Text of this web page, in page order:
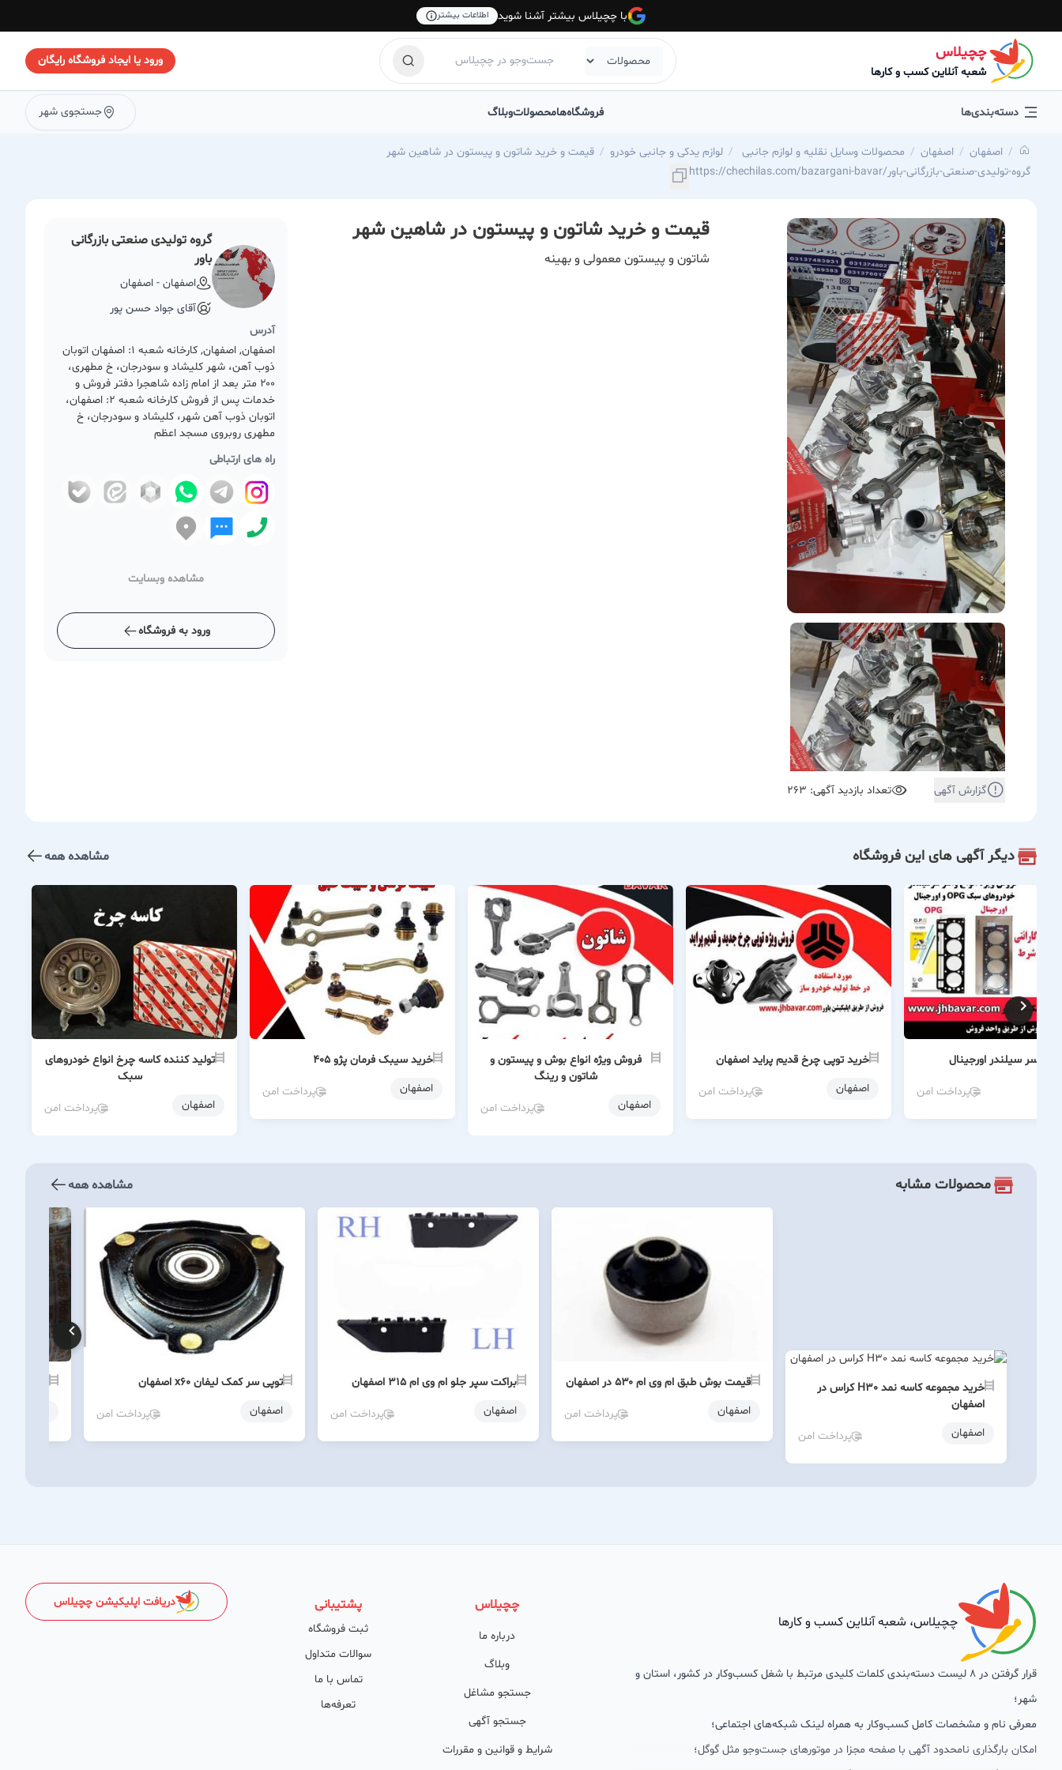
با چچیلاس بیشتر آشنا شوید اطلاعات بیشتر
چچیلاس
شعبه آنلاین کسب و کارها
ورود یا ایجاد فروشگاه رایگان
دسته‌بندی‌ها فروشگاه‌هامحصولاتوبلاگ جستجوی شهر
اصفهان اصفهان محصولات وسایل نقلیه و لوازم جانبی لوازم یدکی و جانبی خودرو
قیمت و خرید شاتون و پیستون در شاهین شهر
https://chechilas.com/bazargani-bavar/گروه-تولیدی-صنعتی-بازرگانی-باور
گزارش آگهی تعداد بازدید آگهی: 263
قیمت و خرید شاتون و پیستون در شاهین شهر
شاتون و پیستون معمولی و بهینه
گروه تولیدی صنعتی بازرگانی
باور
اصفهان - اصفهان
آقای جواد حسن پور
آدرس
اصفهان, اصفهان, کارخانه شعبه ۱: اصفهان اتوبان
ذوب آهن، شهر کلیشاد و سودرجان، خ مطهری،
۲۰۰ متر بعد از امام زاده شاهجرا دفتر فروش و
خدمات پس از فروش کارخانه شعبه ۲: اصفهان،
اتوبان ذوب آهن شهر، کلیشاد و سودرجان، خ
مطهری روبروی مسجد اعظم
راه های ارتباطی
مشاهده وبسایت
ورود به فروشگاه
دیگر آگهی های این فروشگاه مشاهده همه
سر سیلندر اورجینال
پرداخت امن
خرید توپی چرخ قدیم پراید اصفهان
اصفهان
پرداخت امن
فروش ویژه انواع بوش و پیستون و
شاتون و رینگ
اصفهان
پرداخت امن
خرید سیبک فرمان پژو 405
اصفهان
پرداخت امن
تولید کننده کاسه چرخ انواع خودروهای
سبک
اصفهان
پرداخت امن
محصولات مشابه مشاهده همه
خرید مجموعه کاسه نمد H30 کراس در
اصفهان
اصفهان
پرداخت امن
قیمت بوش طبق ام وی ام ۵۳۰ در اصفهان
اصفهان
پرداخت امن
براکت سپر جلو ام وی ام ۳۱۵ اصفهان
اصفهان
پرداخت امن
توپی سر کمک لیفان x60 اصفهان
اصفهان
پرداخت امن
چچیلاس، شعبه آنلاین کسب و کارها
قرار گرفتن در 8 لیست دسته‌بندی کلمات کلیدی مرتبط با شغل کسب‌وکار در کشور، استان و
شهر؛
معرفی نام و مشخصات کامل کسب‌وکار به همراه لینک شبکه‌های اجتماعی؛
امکان بارگذاری نامحدود آگهی با صفحه مجزا در موتورهای جست‌وجو مثل گوگل؛
چچیلاس
درباره ما
وبلاگ
جستجو مشاغل
جستجو آگهی
شرایط و قوانین و مقررات
پشتیبانی
ثبت فروشگاه
سوالات متداول
تماس با ما
تعرفه‌ها
دریافت اپلیکیشن چچیلاس